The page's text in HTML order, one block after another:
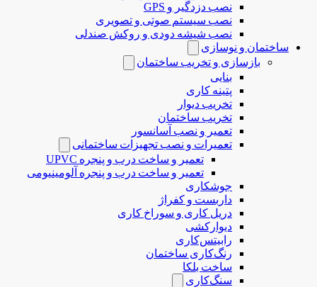
نصب دزدگیر و GPS
نصب سیستم صوتی و تصویری
نصب شیشه دودی و روکش صندلی
ساختمان و نوسازی
بازسازی و تخریب ساختمان
بنایی
پتینه کاری
تخریب دیوار
تخریب ساختمان
تعمیر و نصب آسانسور
تعمیرات و نصب تجهیزات ساختمانی
تعمیر و ساخت درب و پنجره UPVC
تعمیر و ساخت درب و پنجره آلومینیومی
جوشکاری
داربست و کفراژ
دریل کاری و سوراخ کاری
دیوارکشی
رابیتس‌کاری
رنگ‌کاری ساختمان
ساخت بلکا
سنگ‌کاری